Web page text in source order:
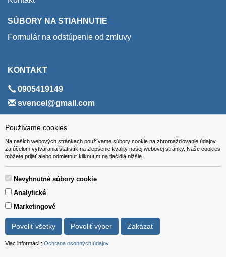
Používame cookies
Na našich webových stránkach používame súbory cookie na zhromažďovanie údajov
za účelom vytvárania štatistík na zlepšenie kvality našej webovej stránky. Naše cookies
môžete prijať alebo odmietnuť kliknutím na tlačidlá nižšie.
Nevyhnutné súbory cookie
Analytické
Marketingové
Povoliť všetky Povoliť výber Zakázať
Viac informácií: Ochrana osobných údajov
SÚBORY NA STIAHNUTIE
Formulár na odstúpenie od zmluvy
KONTAKT
0905419149
svencel@gmail.com
ADRESA
VEST - tech s.r.o.
Hviezdoslavova 280/6, 965 01 Žiar nad Hronom
Slovakia (Slovak Republic)
Všetky ceny sú uvádzané vrátane DPH.
© 2018 GIBOX, s.r.o. • Generuje redakčný systém YGScms •